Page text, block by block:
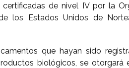
de nivel IV por la
los Estados Unidos de
que hayan sido
biológicos, se